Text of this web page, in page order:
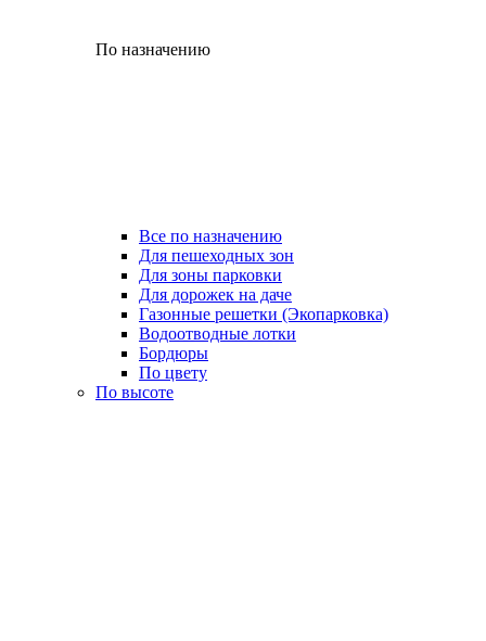
По назначению
Все по назначению
Для пешеходных зон
Для зоны парковки
Для дорожек на даче
Газонные решетки (Экопарковка)
Водоотводные лотки
Бордюры
По цвету
По высоте